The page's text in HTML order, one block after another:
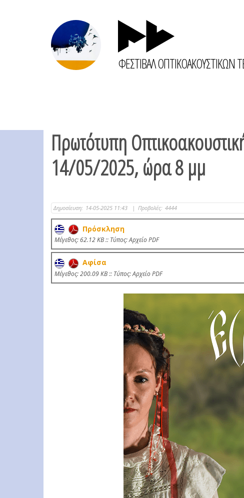
ΦΕΣΤΙΒΑΛ ΟΠΤΙΚΟΑΚΟΥΣΤΙΚΩΝ
Πρωτότυπη
14/05/2025, ώρα 8 μμ
Δημοσίευση: 14-05-2025 11:43 | Προβολές: 4444
Πρόσκληση
Mέγεθος: 62.12 KB :: Τύπος: Αρχείο PDF
Αφίσα
Mέγεθος: 200.09 KB :: Τύπος: Αρχείο PDF